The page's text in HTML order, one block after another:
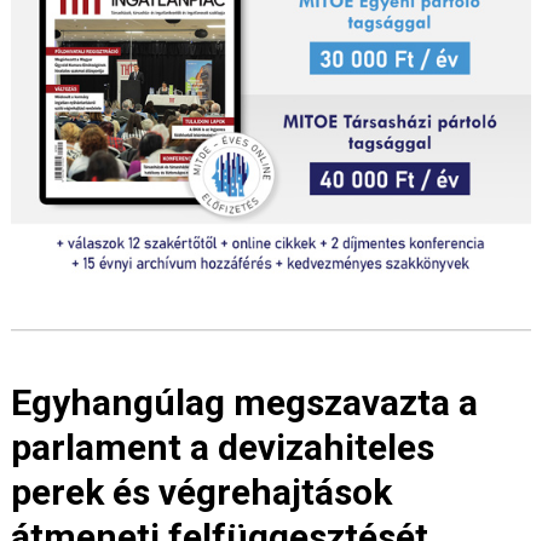
Egyhangúlag megszavazta a
parlament a devizahiteles
perek és végrehajtások